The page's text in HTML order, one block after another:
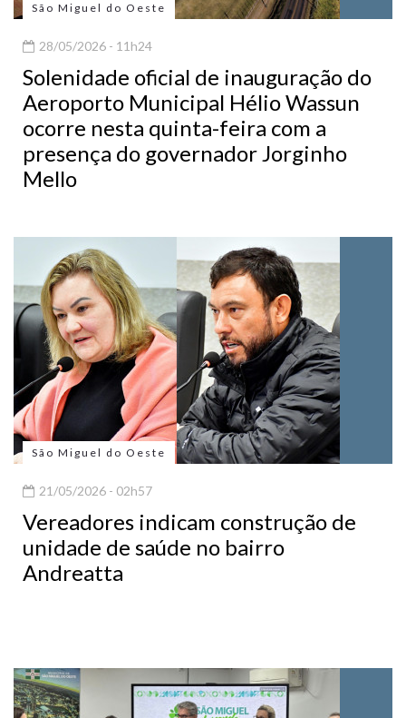
São Miguel do Oeste
28/05/2026 - 11h24
Solenidade oficial de inauguração do
Aeroporto Municipal Hélio Wassun
ocorre nesta quinta-feira com a
presença do governador Jorginho
Mello
São Miguel do Oeste
21/05/2026 - 02h57
Vereadores indicam construção de
unidade de saúde no bairro
Andreatta